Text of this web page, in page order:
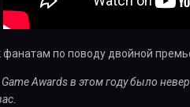
фанатам по поводу двойной
Awards в этом году было